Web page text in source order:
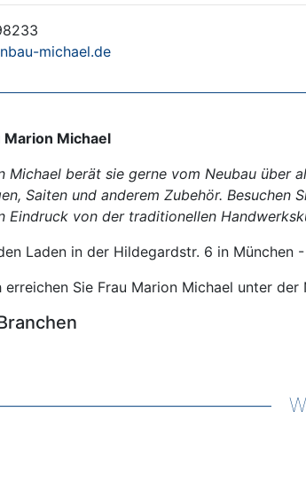
michael.de
Marion Michael
Michael berät sie gerne vom Neubau über
Saiten und anderem Zubehör.
Eindruck von der traditionellen
Laden in der Hildegardstr. 6 in München
erreichen Sie Frau Marion Michael unter